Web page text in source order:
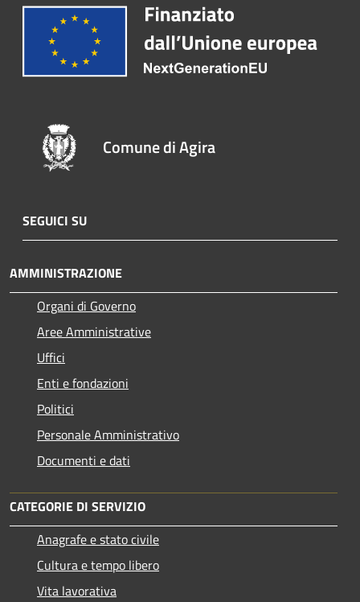
Comune di Agira
SEGUICI SU
AMMINISTRAZIONE
Organi di Governo
Aree Amministrative
Uffici
Enti e fondazioni
Politici
Personale Amministrativo
Documenti e dati
CATEGORIE DI SERVIZIO
Anagrafe e stato civile
Cultura e tempo libero
Vita lavorativa